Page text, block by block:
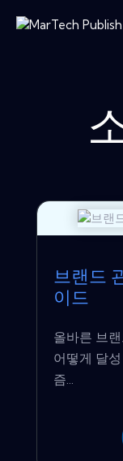
브랜드
이드
올바른 브
어떻게 달
즘...